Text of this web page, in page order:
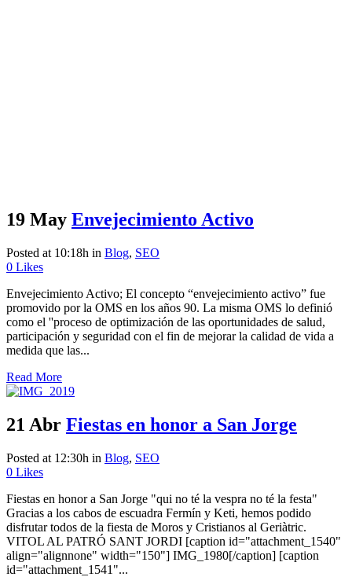
19 May Envejecimiento Activo
Posted at 10:18h in Blog, SEO
0 Likes
Envejecimiento Activo; El concepto “envejecimiento activo” fue
promovido por la OMS en los años 90. La misma OMS lo definió
como el ''proceso de optimización de las oportunidades de salud,
participación y seguridad con el fin de mejorar la calidad de vida a
medida que las...
Read More
21 Abr Fiestas en honor a San Jorge
Posted at 12:30h in Blog, SEO
0 Likes
Fiestas en honor a San Jorge "qui no té la vespra no té la festa"
Gracias a los cabos de escuadra Fermín y Keti, hemos podido
disfrutar todos de la fiesta de Moros y Cristianos al Geriàtric.
VITOL AL PATRÓ SANT JORDI [caption id="attachment_1540"
align="alignnone" width="150"] IMG_1980[/caption] [caption
id="attachment_1541"...